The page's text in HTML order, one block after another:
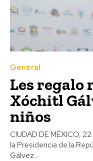
General
Les regalo
Xóchitl
niños
CIUDAD DE MÉXICO,
la Presidencia de la
Gálvez...